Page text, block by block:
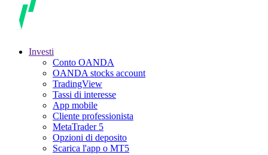
Investi
Conto OANDA
OANDA stocks account
TradingView
Tassi di interesse
App mobile
Cliente professionista
MetaTrader 5
Opzioni di deposito
Scarica l'app o MT5